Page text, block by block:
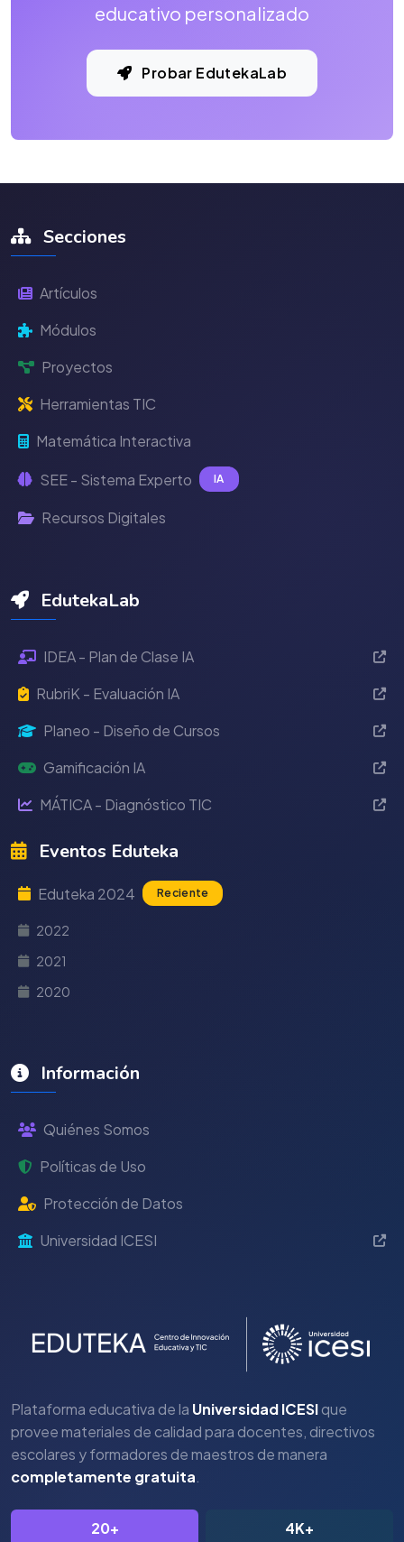
educativo personalizado
Probar EdutekaLab
Secciones
Artículos
Módulos
Proyectos
Herramientas TIC
Matemática Interactiva
SEE - Sistema Experto IA
Recursos Digitales
EdutekaLab
IDEA - Plan de Clase IA
RubriK - Evaluación IA
Planeo - Diseño de Cursos
Gamificación IA
MÁTICA - Diagnóstico TIC
Eventos Eduteka
Eduteka 2024 Reciente
2022
2021
2020
Información
Quiénes Somos
Políticas de Uso
Protección de Datos
Universidad ICESI
Plataforma educativa de la Universidad ICESIque
provee materiales de calidad para docentes, directivos
escolares y formadores de maestros de manera
completamente gratuita.
20+ 4K+